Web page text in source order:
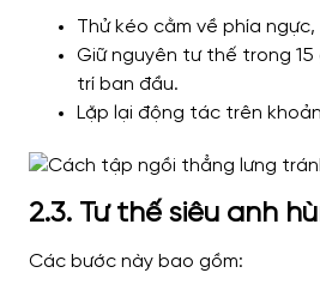
Thử kéo cằm về phía
Giữ nguyên tư thế trong 15
trí ban đầu.
Lặp lại động tác trên
2.3. Tư thế siêu anh
Các bước này bao gồm: